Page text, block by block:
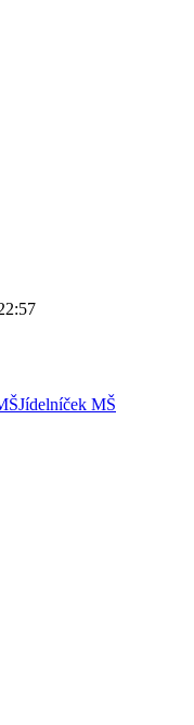
Jídelníček MŠ